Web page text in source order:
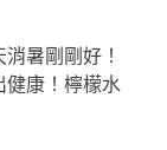
暑剛剛好！
健康！檸檬水